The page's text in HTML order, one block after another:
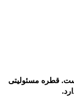
مسئولیتی